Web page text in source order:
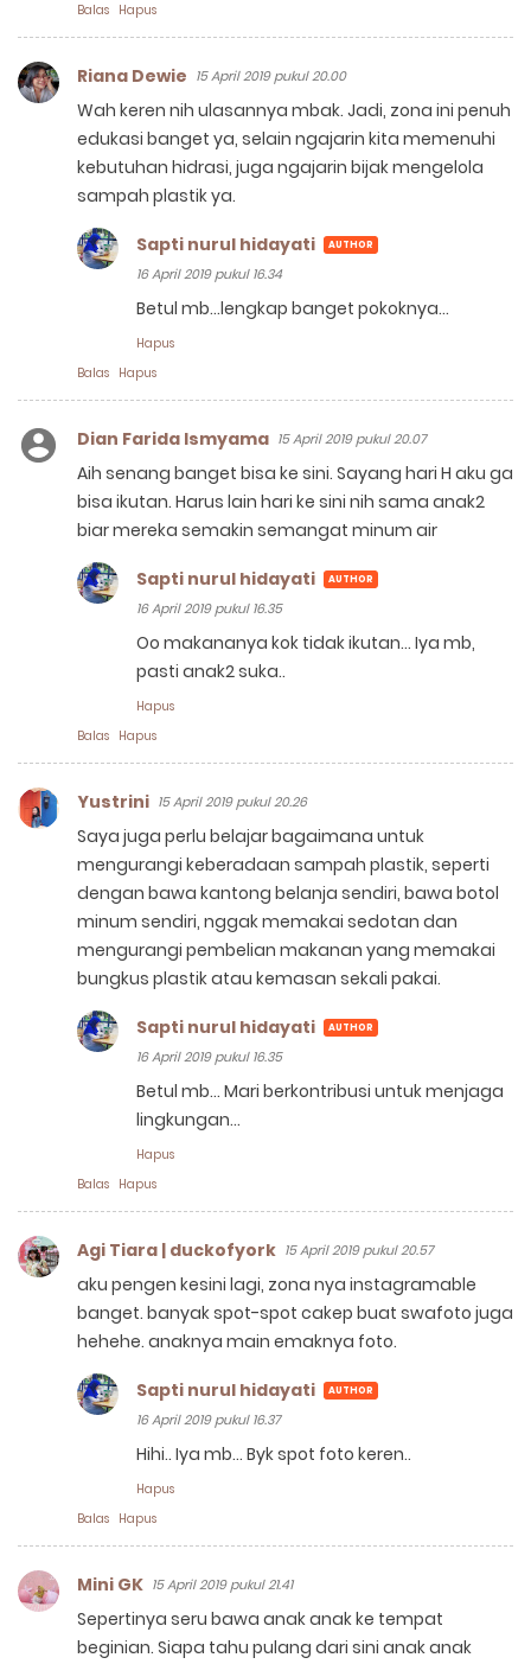
Balas Hapus
Riana Dewie 15 April 2019 pukul 20.00
Wah keren nih ulasannya mbak. Jadi, zona ini penuh
edukasi banget ya, selain ngajarin kita memenuhi
kebutuhan hidrasi, juga ngajarin bijak mengelola
sampah plastik ya.
Balas Hapus
Sapti nurul hidayati
16 April 2019 pukul 16.34
Betul mb...lengkap banget pokoknya...
Hapus
Dian Farida Ismyama 15 April 2019 pukul 20.07
Aih senang banget bisa ke sini. Sayang hari H aku ga
bisa ikutan. Harus lain hari ke sini nih sama anak2
biar mereka semakin semangat minum air
Balas Hapus
Sapti nurul hidayati
16 April 2019 pukul 16.35
Oo makananya kok tidak ikutan... Iya mb,
pasti anak2 suka..
Hapus
Yustrini 15 April 2019 pukul 20.26
Saya juga perlu belajar bagaimana untuk
mengurangi keberadaan sampah plastik, seperti
dengan bawa kantong belanja sendiri, bawa botol
minum sendiri, nggak memakai sedotan dan
mengurangi pembelian makanan yang memakai
bungkus plastik atau kemasan sekali pakai.
Balas Hapus
Sapti nurul hidayati
16 April 2019 pukul 16.35
Betul mb... Mari berkontribusi untuk menjaga
lingkungan...
Hapus
Agi Tiara | duckofyork 15 April 2019 pukul 20.57
aku pengen kesini lagi, zona nya instagramable
banget. banyak spot-spot cakep buat swafoto juga
hehehe. anaknya main emaknya foto.
Balas Hapus
Sapti nurul hidayati
16 April 2019 pukul 16.37
Hihi.. Iya mb... Byk spot foto keren..
Hapus
Mini GK 15 April 2019 pukul 21.41
Sepertinya seru bawa anak anak ke tempat
beginian. Siapa tahu pulang dari sini anak anak